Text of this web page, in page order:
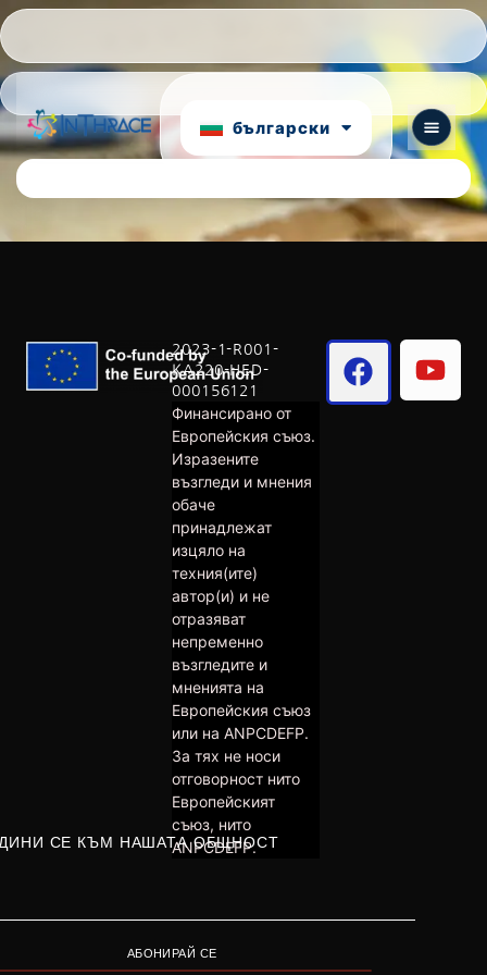
български
English
2023-1-R001-
KA220-HED-
000156121
Финансирано от
Европейския съюз.
Изразените
възгледи и мнения
обаче
принадлежат
изцяло на
техния(ите)
автор(и) и не
отразяват
непременно
възгледите и
мненията на
Европейския съюз
или на ANPCDEFP.
За тях не носи
отговорност нито
Европейският
съюз, нито
ANPCDEFP.
СЕ КЪМ НАШАТА ОБЩНОСТ
АБОНИРАЙ СЕ